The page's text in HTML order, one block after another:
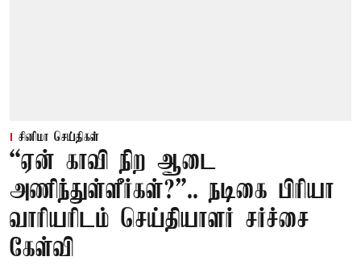
சினிமா செய்திகள்
“ஏன் காவி நிற ஆடை
அணிந்துள்ளீர்கள்?”.. நடிகை பிரியா
வாரியரிடம் செய்தியாளர் சர்ச்சை
கேள்வி